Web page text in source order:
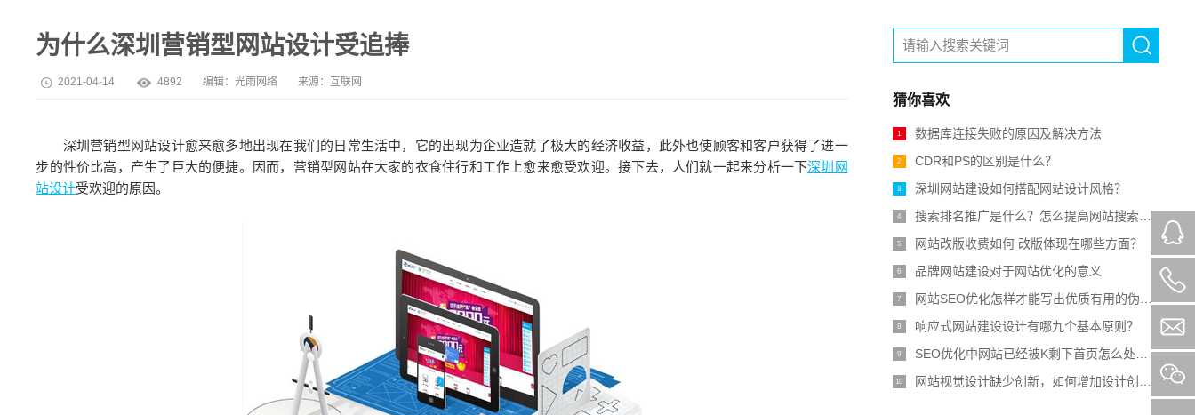
为什么深圳营销型网站设计受追捧
2021-04-14 4892 编辑：光雨网络 来源：互联网
深圳营销型网站设计愈来愈多地出现在我们的日常生活中，它的出现为企业造就了极大的经济收益，此外也使顾客和客户获得了进一
步的性价比高，产生了巨大的便捷。因而，营销型网站在大家的衣食住行和工作上愈来愈受欢迎。接下去，人们就一起来分析一下深圳网
站设计受欢迎的原因。
猜你喜欢
1 数据库连接失败的原因及解决方法
2 CDR和PS的区别是什么？
3 深圳网站建设如何搭配网站设计风格？
4 搜索排名推广是什么？怎么提高网站搜索排名？
5 网站改版收费如何 改版体现在哪些方面？
6 品牌网站建设对于网站优化的意义
7 网站SEO优化怎样才能写出优质有用的伪原创文章呢？
8 响应式网站建设设计有哪九个基本原则？
9 SEO优化中网站已经被K剩下首页怎么处理？
10 网站视觉设计缺少创新，如何增加设计创意？